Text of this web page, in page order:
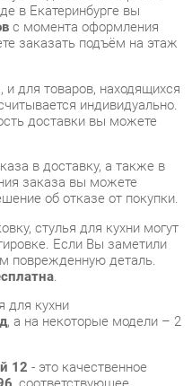
товаров, находящихся
индивидуально.
доставки вы можете
в доставку, а также в
заказа вы можете
об отказе от покупки.
Если Вы заметили
деталь.
.
кухни
а на некоторые модели – 2
, соответствующее
вашим приобретением, и
об опыте его
нашим